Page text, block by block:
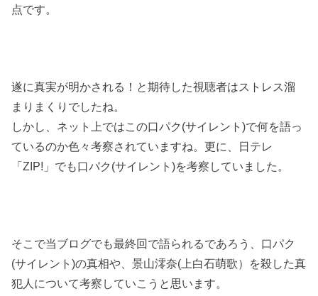
点です。
遂に真実が明かされる！と期待した視聴者はストレス溜
まりまくりでしたね。
しかし、ネット上ではこの口パク(サイレント)で何を語っ
ているのか色々考察されていますね。更に、日テレ
「ZIP!」でも口パク(サイレント)を考察していました。
そこで当ブログでも最終回で語られるであろう、口パク
(サイレント)の真相や、景山澪奈(上白石萌歌）を殺した真
犯人について考察していこうと思います。